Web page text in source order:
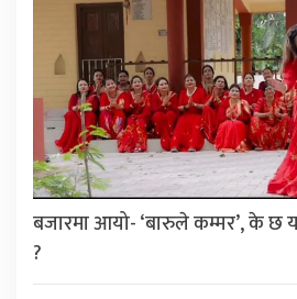
बजारमा आयो- ‘बारुले कम्मर’, के छ
?